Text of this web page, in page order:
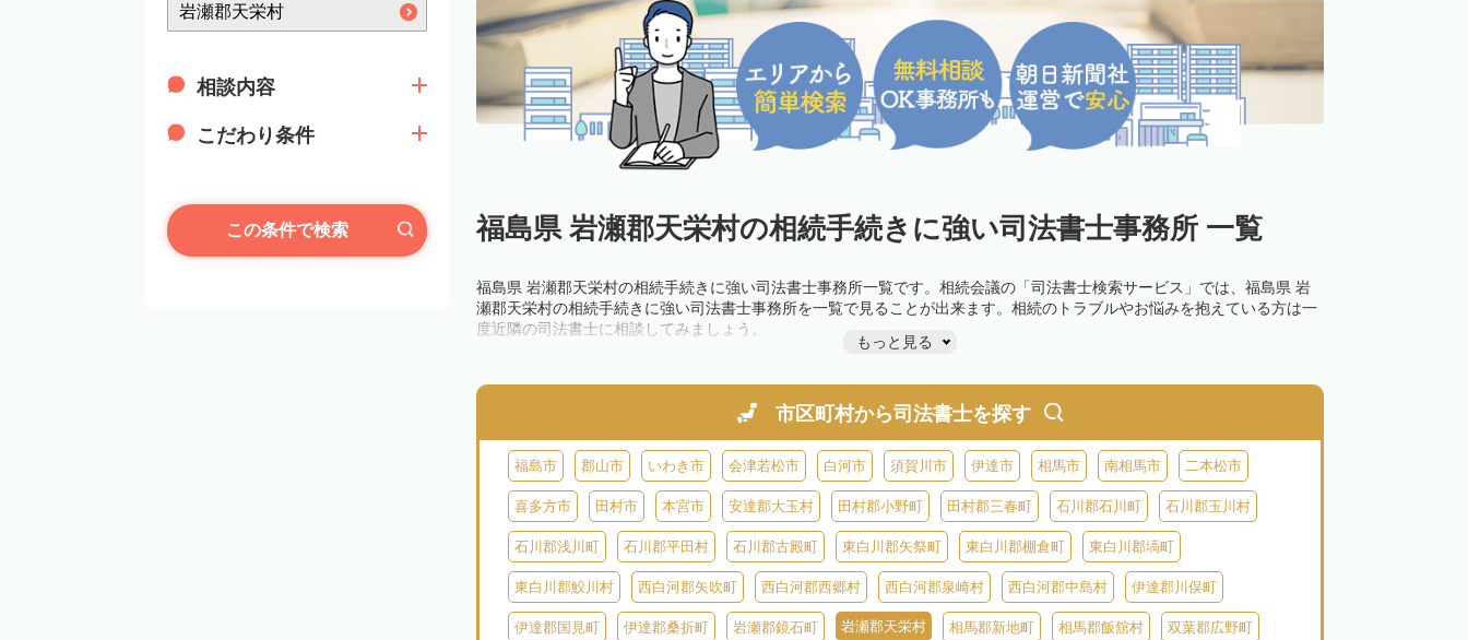
相談内容
こだわり条件
この条件で検索 福島県 岩瀬郡天栄村の相続手続きに強い司法書士事務所 一覧
福島県 岩瀬郡天栄村の相続手続きに強い司法書士事務所一覧です。相続会議の「司法書士検索サービス」では、福島県 岩
瀬郡天栄村の相続手続きに強い司法書士事務所を一覧で見ることが出来ます。相続のトラブルやお悩みを抱えている方は一
度近隣の司法書士に相談してみましょう。
もっと見る
市区町村から司法書士を探す
福島市 郡山市 いわき市 会津若松市 白河市 須賀川市 伊達市 相馬市 南相馬市 二本松市
喜多方市 田村市 本宮市 安達郡大玉村 田村郡小野町 田村郡三春町 石川郡石川町 石川郡玉川村
石川郡浅川町 石川郡平田村 石川郡古殿町 東白川郡矢祭町 東白川郡棚倉町 東白川郡塙町
東白川郡鮫川村 西白河郡矢吹町 西白河郡西郷村 西白河郡泉崎村 西白河郡中島村 伊達郡川俣町
伊達郡国見町 伊達郡桑折町 岩瀬郡鏡石町 岩瀬郡天栄村 相馬郡新地町 相馬郡飯舘村 双葉郡広野町